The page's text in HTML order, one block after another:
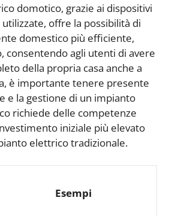
domotico, grazie ai dispositivi
offre la possibilità di
domestico più efficiente,
consentendo agli utenti di avere
della propria casa anche a
è importante tenere presente
e la gestione di un impianto
richiede delle competenze
iniziale più elevato
elettrico tradizionale.
Esempi